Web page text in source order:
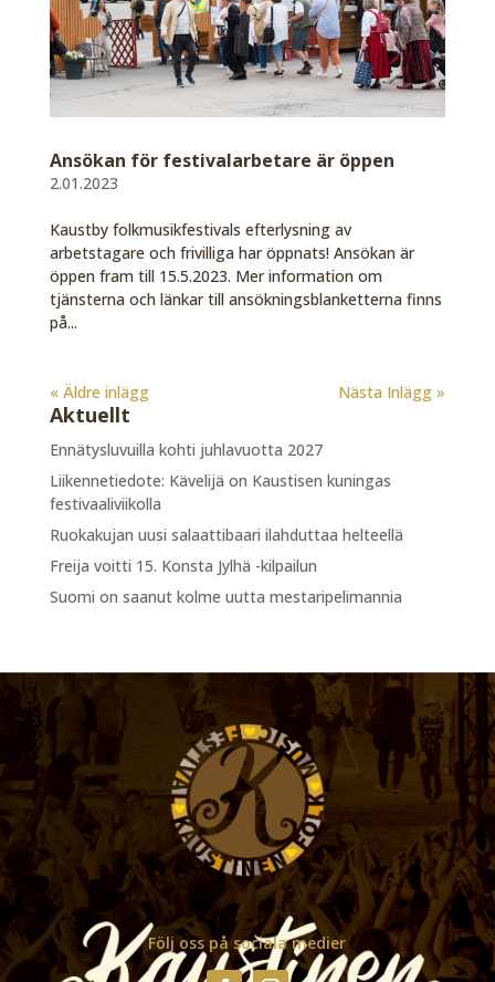
Ansökan för festivalarbetare är öppen
2.01.2023
Kaustby folkmusikfestivals efterlysning av
arbetstagare och frivilliga har öppnats! Ansökan är
öppen fram till 15.5.2023. Mer information om
tjänsterna och länkar till ansökningsblanketterna finns
på...
« Äldre inlägg Nästa Inlägg »
Aktuellt
Ennätysluvuilla kohti juhlavuotta 2027
Liikennetiedote: Kävelijä on Kaustisen kuningas
festivaaliviikolla
Ruokakujan uusi salaattibaari ilahduttaa helteellä
Freija voitti 15. Konsta Jylhä -kilpailun
Suomi on saanut kolme uutta mestaripelimannia
Följ oss på sociala medier